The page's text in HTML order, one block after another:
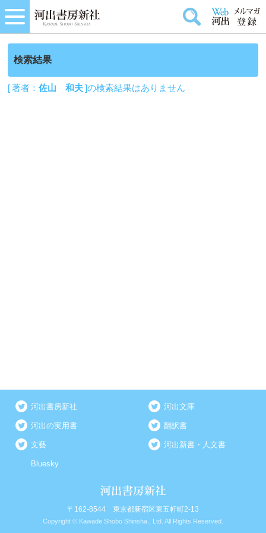
検索結果
[ 著者：佐山 和夫]の検索結果はありません
河出書房新社 河出文庫
河出の実用書 翻訳書
文藝 河出新書・人文書
Bluesky
〒162-8544 東京都新宿区東五軒町2-13
Copyright © Kawade Shobo Shinsha., Ltd. All Rights Reserved.